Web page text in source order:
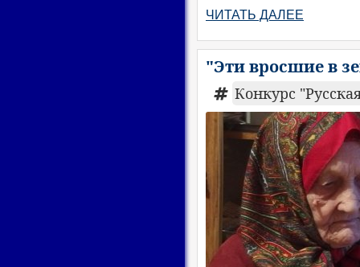
ЧИТАТЬ ДАЛЕЕ
"Эти вросшие в
Конкурс